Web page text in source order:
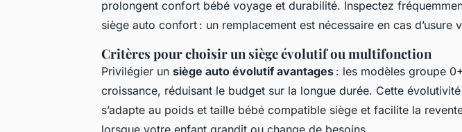
prolongent confort bébé voyage et durabilité. Inspectez
siège auto confort : un remplacement est nécessaire en cas d’usure
Critères pour choisir un siège évolutif ou multifonction
Privilégier un siège auto évolutif avantages : les modèles groupe
croissance, réduisant le budget sur la longue durée. Cette
s’adapte au poids et taille bébé compatible siège et facilite la
lorsque votre enfant grandit ou change de besoins.